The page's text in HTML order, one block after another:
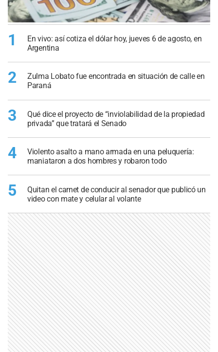
1
En vivo: así cotiza el dólar hoy, jueves 6 de agosto, en
Argentina
2
Zulma Lobato fue encontrada en situación de calle en
Paraná
3
Qué dice el proyecto de “inviolabilidad de la propiedad
privada” que tratará el Senado
4
Violento asalto a mano armada en una peluquería:
maniataron a dos hombres y robaron todo
5
Quitan el carnet de conducir al senador que publicó un
video con mate y celular al volante